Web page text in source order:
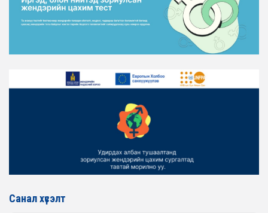
ЖЕНДЭРИЙН ЭРХ ТЭГШ БАЙДЛЫГ ХАНГАХ ҮЙЛ
АЖИЛЛАГААГ ЭРЧИМЖҮҮЛЭХ САРЫН ХУВААРЬТАЙ
2026-02-16
ТӨЛӨӨЛӨЛ ЗАМ ТЭЭВРИЙН ЯАМАНД АЖИЛЛАВ
ЖЕНДЭРИЙН ҮНДЭСНИЙ ХОРООНЫ АЖЛЫН АЛБАНЫ
ТӨЛӨӨЛӨЛ БАТЛАН ХАМГААЛАХ ЯАМАНД
Санал хүсэлт